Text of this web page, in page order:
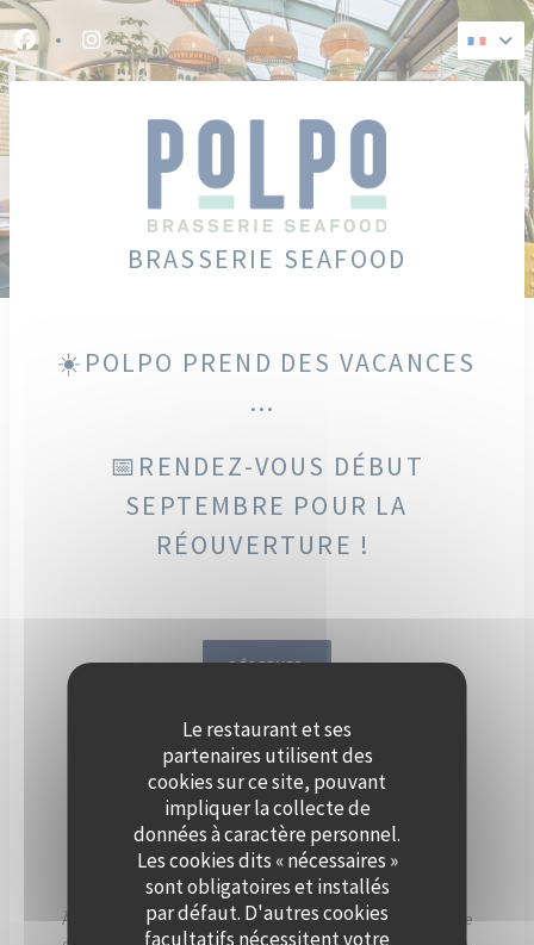
Personnalisation de vos choix en matière de cookies
Le restaurant et ses
partenaires utilisent des
cookies sur ce site, pouvant
impliquer la collecte de
données à caractère personnel.
Les cookies dits « nécessaires »
sont obligatoires et installés
par défaut. D'autres cookies
facultatifs nécessitent votre
Facebook ((ouvre une nouvelle fenêtre))
Instagram ((ouvre une nouvelle fenêtre))
BRASSERIE SEAFOOD
☀️POLPO PREND DES VACANCES
...
📅RENDEZ-VOUS DÉBUT
SEPTEMBRE POUR LA
RÉOUVERTURE !
RÉSERVER
DÈS SEPTEMBRE, ORGANISEZ
VOTRE ÉVÈNEMENT SUR LA
SEINE, À BORD DE POLPO
BRASSERIE.
À Levallois-Perret, Polpo Brasserie vous invite à vivre une